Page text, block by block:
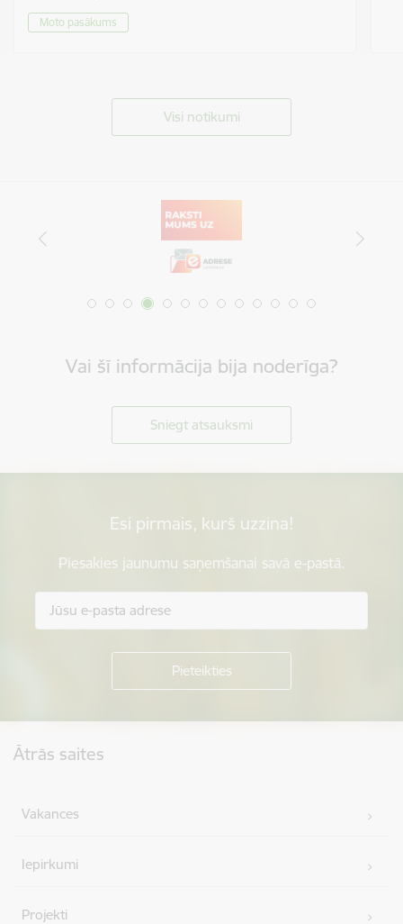
Moto pasākums
Visi notikumi
Vai šī informācija bija noderīga?
Sniegt atsauksmi
Esi pirmais, kurš uzzina!
Piesakies jaunumu saņemšanai savā e-pastā.
Ātrās saites
Vakances
Iepirkumi
Projekti